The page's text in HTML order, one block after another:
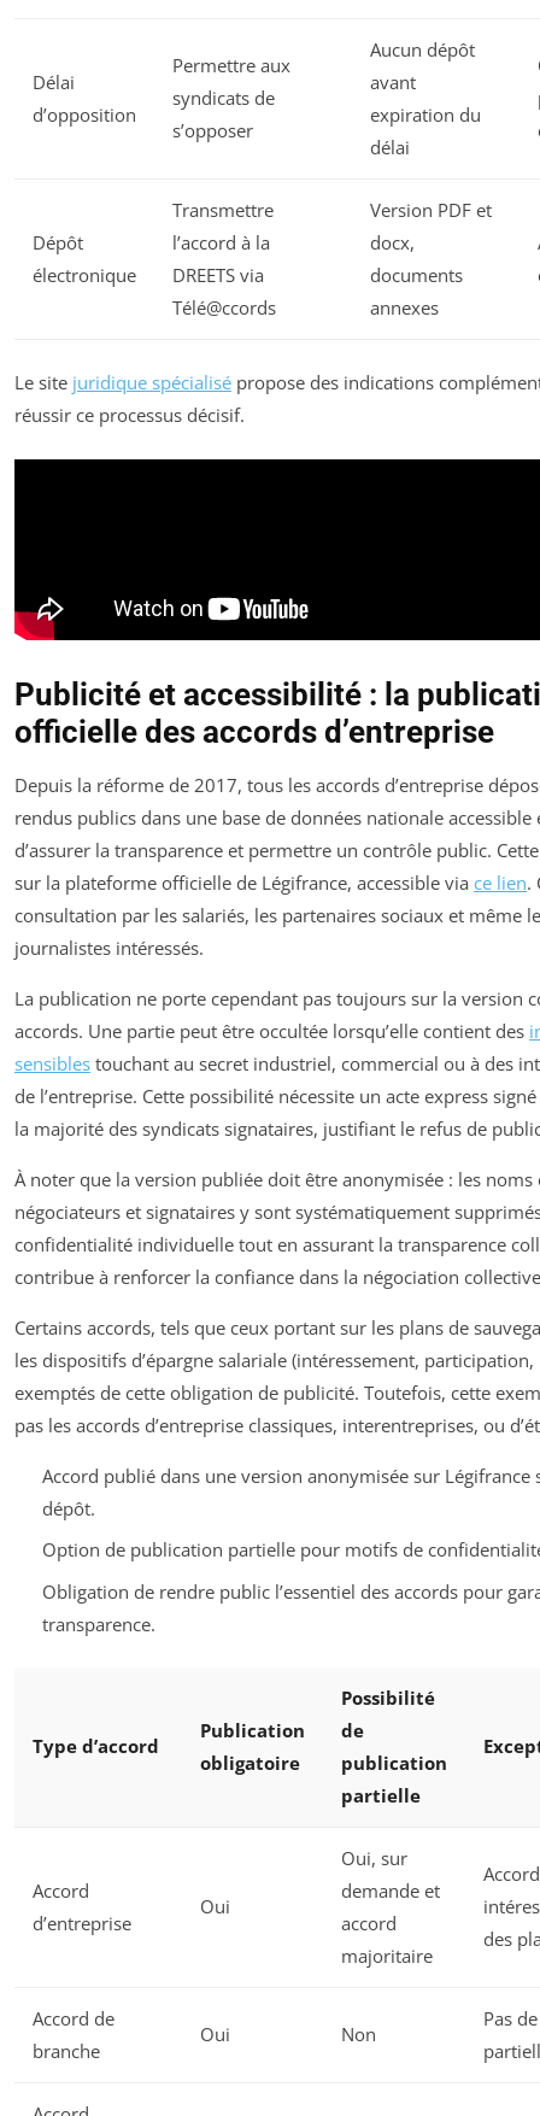
Délai
d’opposition
Permettre aux
syndicats de
s’opposer
Aucun dépôt
avant
expiration du
délai
Dépôt
électronique
Transmettre
l’accord à la
DREETS via
Télé@ccords
Version PDF et
docx,
documents
annexes
Le site juridique spécialisé propose des indications
réussir ce processus décisif.
Publicité et accessibilité : la
officielle des accords d’entreprise
Depuis la réforme de 2017, tous les accords d’entreprise
rendus publics dans une base de données nationale accessible
d’assurer la transparence et permettre un contrôle public.
sur la plateforme officielle de Légifrance, accessible via ce lien.
consultation par les salariés, les partenaires sociaux et même
journalistes intéressés.
La publication ne porte cependant pas toujours sur la version
accords. Une partie peut être occultée lorsqu’elle contient des
sensibles touchant au secret industriel, commercial ou à des
de l’entreprise. Cette possibilité nécessite un acte express
la majorité des syndicats signataires, justifiant le refus de
À noter que la version publiée doit être anonymisée : les noms
négociateurs et signataires y sont systématiquement
confidentialité individuelle tout en assurant la transparence
contribue à renforcer la confiance dans la négociation
Certains accords, tels que ceux portant sur les plans de
les dispositifs d’épargne salariale (intéressement, participation,
exemptés de cette obligation de publicité. Toutefois, cette
pas les accords d’entreprise classiques, interentreprises, ou
Accord publié dans une version anonymisée sur Légifrance
dépôt.
Option de publication partielle pour motifs de
Obligation de rendre public l’essentiel des accords pour
transparence.
Type d’accord
Publication
obligatoire
Possibilité
de
publication
partielle
Accord
d’entreprise
Oui
Oui, sur
demande et
accord
majoritaire
des
Accord de
branche
Oui Non
Pas